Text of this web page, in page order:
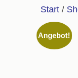
Start /
Angebot!